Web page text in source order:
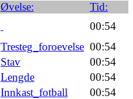
Øvelse:
Tid:
00:54
Tresteg_foroevelse 00:54
Stav
00:54
Lengde
00:54
Innkast_fotball
00:54